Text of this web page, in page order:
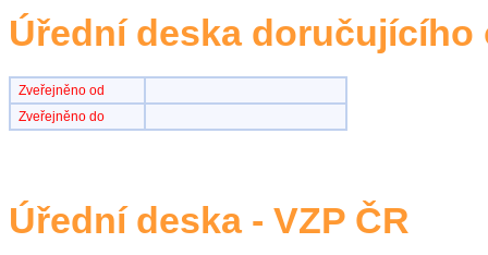
Úřední deska doručujícího
Zveřejněno od
Zveřejněno do
Úřední deska - VZP ČR